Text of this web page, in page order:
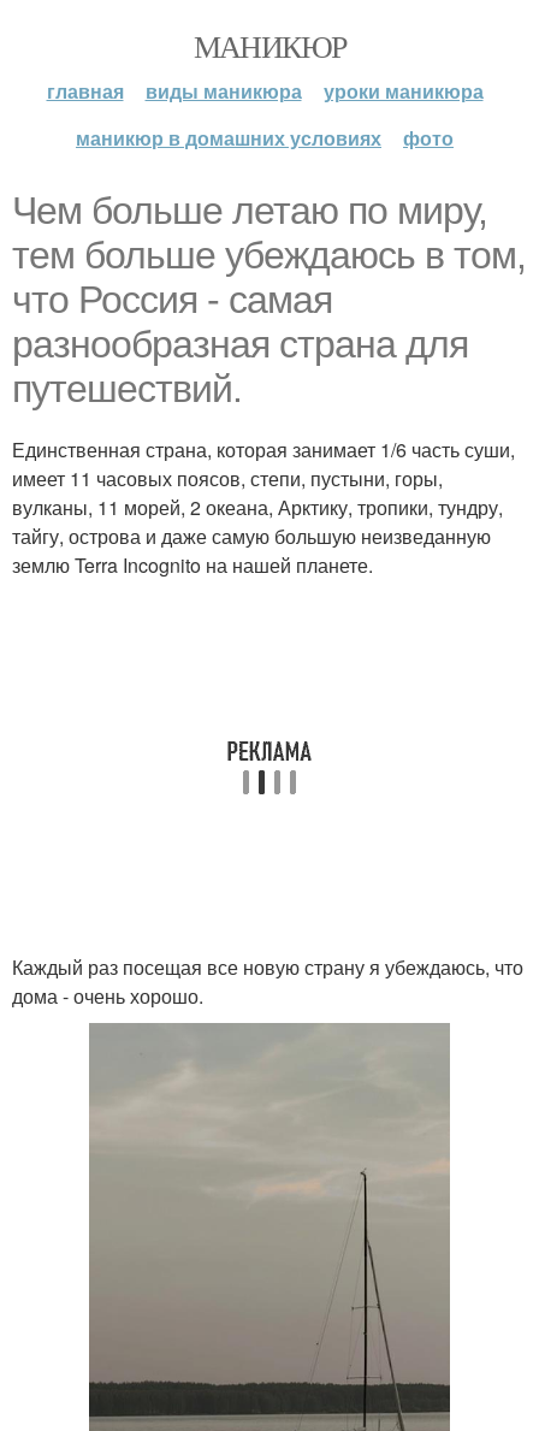
МАНИКЮР
главная виды маникюра
уроки маникюра
маникюр в домашних условиях
фото
Чем больше летаю по миру,
тем больше убеждаюсь в том,
что Россия - самая
разнообразная страна для
путешествий.
Единственная страна, которая занимает 1/6 часть суши,
имеет 11 часовых поясов, степи, пустыни, горы,
вулканы, 11 морей, 2 океана, Арктику, тропики, тундру,
тайгу, острова и даже самую большую неизведанную
землю Terra Incognito на нашей планете.
Каждый раз посещая все новую страну я убеждаюсь, что
дома - очень хорошо.